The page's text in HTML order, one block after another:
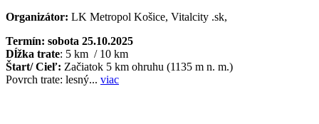
Organizátor: LK Metropol Košice, Vitalcity .sk,
Termín: sobota 25.10.2025
Dĺžka trate: 5 km / 10 km
Štart/ Cieľ: Začiatok 5 km ohruhu (1135 m n. m.)
Povrch trate: lesný... viac